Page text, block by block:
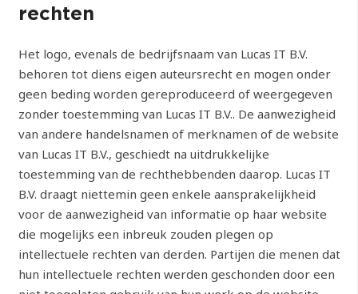
rechten
Het logo, evenals de bedrijfsnaam van Lucas IT B.V.
behoren tot diens eigen auteursrecht en mogen onder
geen beding worden gereproduceerd of weergegeven
zonder toestemming van Lucas IT B.V.. De aanwezigheid
van andere handelsnamen of merknamen of de website
van Lucas IT B.V., geschiedt na uitdrukkelijke
toestemming van de rechthebbenden daarop. Lucas IT
B.V. draagt niettemin geen enkele aansprakelijkheid
voor de aanwezigheid van informatie op haar website
die mogelijks een inbreuk zouden plegen op
intellectuele rechten van derden. Partijen die menen dat
hun intellectuele rechten werden geschonden door een